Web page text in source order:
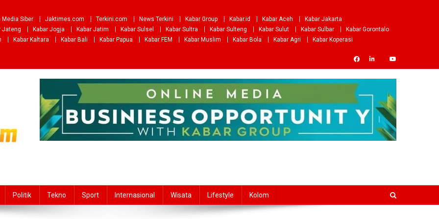
Media Siber Jaktimes.com Terkini.com News Terkini Kabar Group Kabar.id Kabar Aceh
Kabar Jakarta
Jateng Kabar Jogja Kabar Jatim Kabar Sulsel Kabar Sultra Kabar Sulteng Kabar Sulut Kabar Sulbar
Kabar Gorontalo
Kabar Kaltara Kabar Bali Kabar Papua Kabar FEM Kabar Muslim Kabar Bola Kabar Agri
Kabar Koperasi
Politik Tekno Sport Internasional Wisata Lifestyle Kolom